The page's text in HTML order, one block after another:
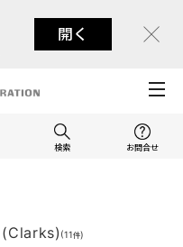
開く
検索 お問合せ
(Clarks) (11件)